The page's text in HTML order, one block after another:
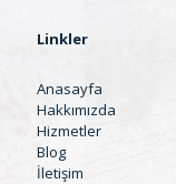
Linkler
Anasayfa
Hakkımızda
Hizmetler
Blog
İletişim